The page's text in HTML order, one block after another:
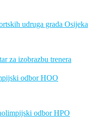
udruga grada Osijeka
za izobrazbu trenera
odbor HOO
odbor HPO